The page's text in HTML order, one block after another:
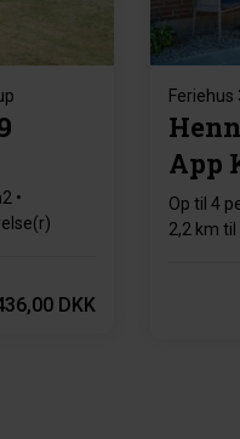
DKK
Feriehus
App
Op til 4
2,2 km